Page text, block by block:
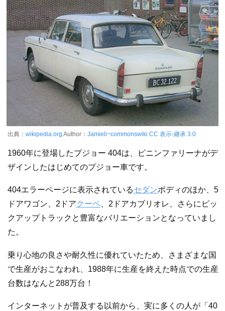
出典： wikipedia.org Author： Jamieli~commonswiki CC 表示-継承 3.0
1960年に登場したプジョー 404は、ピニンファリーナがデ
ザインしたはじめてのプジョー車です。
404エラーページに表示されているセダンボディのほか、5
ドアワゴン、2ドアクーペ 、2ドアカブリオレ、さらにピッ
クアップトラックと豊富なバリエーションとなっていまし
た。
乗り心地の良さや耐久性に優れていたため、さまざまな国
で生産がおこなわれ、1988年に生産を終えた時点での生産
台数はなんと288万台！
インターネットが普及する以前から、実に多くの人が「40